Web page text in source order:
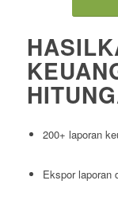
200+ laporan
Ekspor laporan